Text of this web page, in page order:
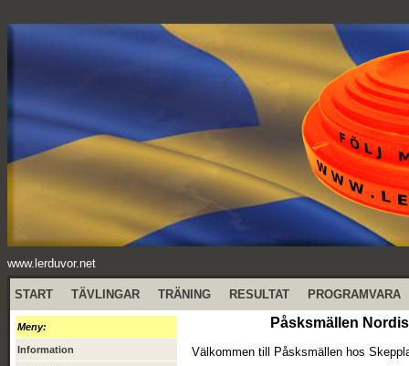
www.lerduvor.net
START TÄVLINGAR TRÄNING RESULTAT PROGRAMVARA
Meny:
Information
Påsksmällen
Välkommen till Påsksmällen hos